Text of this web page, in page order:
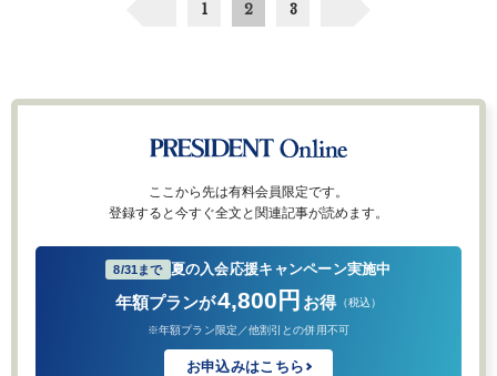
1 2 3
ここから先は有料会員限定です。
登録すると今すぐ全文と関連記事が読めます。
8/31まで 夏の入会応援キャンペーン実施中
年額プランが4,800円 お得 （税込）
※年額プラン限定／他割引との併用不可
お申込みはこちら